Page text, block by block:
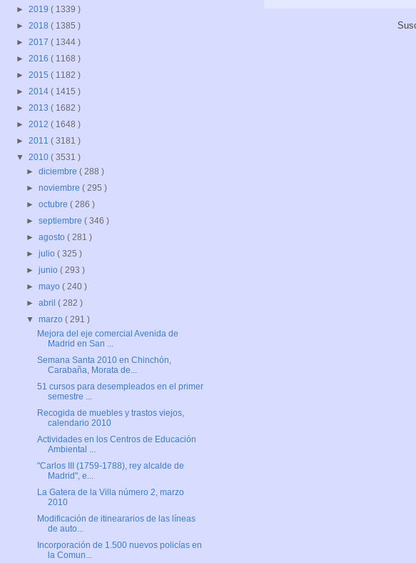
► 2019 ( 1339 )
► 2018 ( 1385 )
► 2017 ( 1344 )
► 2016 ( 1168 )
► 2015 ( 1182 )
► 2014 ( 1415 )
► 2013 ( 1682 )
► 2012 ( 1648 )
► 2011 ( 3181 )
▼ 2010 ( 3531 )
►diciembre( 288 )
►noviembre( 295 )
►octubre( 286 )
►septiembre( 346 )
►agosto( 281 )
►julio( 325 )
►junio( 293 )
►mayo( 240 )
►abril( 282 )
▼marzo( 291 )
Mejora del eje comercial Avenida de
Madrid en San ...
Semana Santa 2010 en Chinchón,
Carabaña, Morata de...
51 cursos para desempleados en el primer
semestre ...
Recogida de muebles y trastos viejos,
calendario 2010
Actividades en los Centros de Educación
Ambiental ...
"Carlos III (1759-1788), rey alcalde de
Madrid", e...
La Gatera de la Villa número 2, marzo
2010
Modificación de itineararios de las líneas
de auto...
Incorporación de 1.500 nuevos policías en
la Comun...